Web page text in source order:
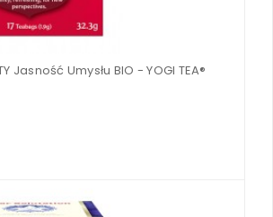
Jasność Umysłu BIO - YOGI TEA®